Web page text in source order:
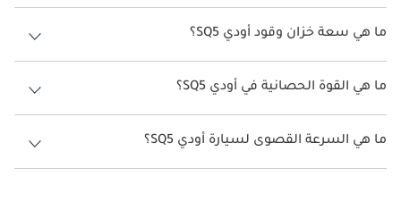
يتراوح استهلاك الوقود لسيارة أودي SQ5 بين 8 كم/ليتر - 9 كم/ليتر.
ما هي سعة خزان وقود أودي SQ5؟
سعة خزان وقود أودي SQ5 70 ليتر.
ما هي القوة الحصانية في أودي SQ5؟
تنتج أودي SQ5 قوة 354 حصان.
ما هي السرعة القصوى لسيارة أودي SQ5؟
السرعة القصوى لسيارة أودي SQ5 هي 250 كم/الساعة.